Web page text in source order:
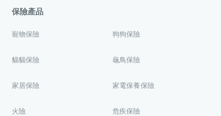
保險產品
寵物保險 狗狗保險
貓貓保險 龜鳥保險
家居保險 家電保養保險
火險 危疾保險